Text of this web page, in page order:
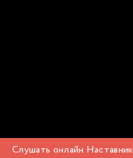
Слушать онлайн